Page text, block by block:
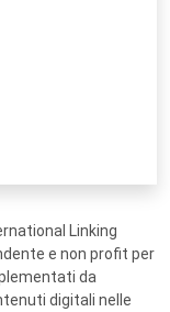
Linking
e non profit per
da
digitali nelle